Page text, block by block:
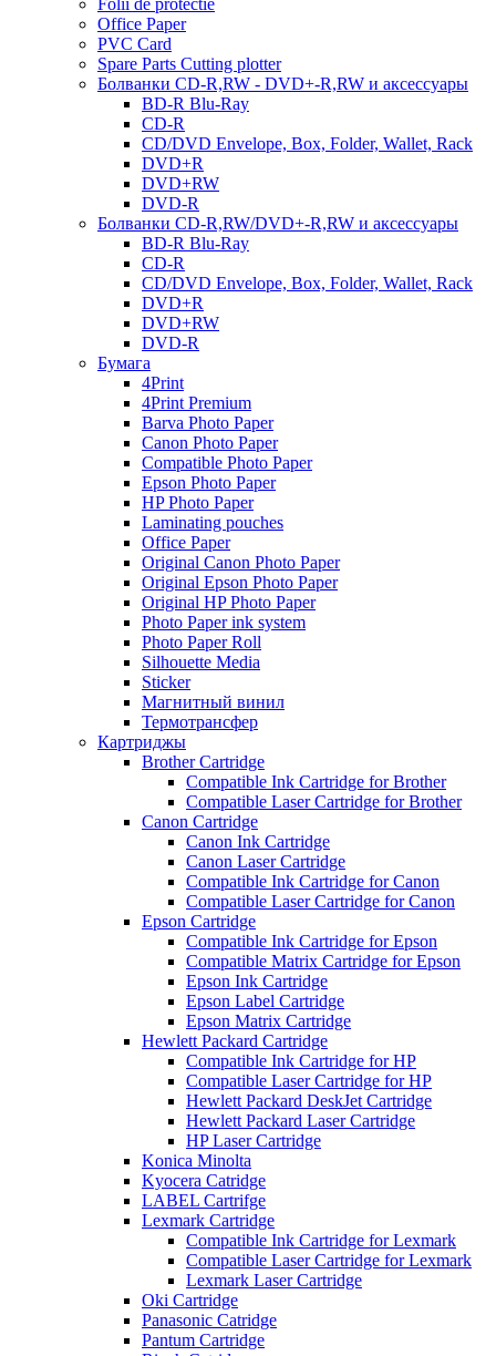
Folii de protectie
Office Paper
PVC Card
Spare Parts Cutting plotter
Болванки CD-R,RW - DVD+-R,RW и аксессуары
BD-R Blu-Ray
CD-R
CD/DVD Envelope, Box, Folder, Wallet, Rack
DVD+R
DVD+RW
DVD-R
Болванки CD-R,RW/DVD+-R,RW и аксессуары
BD-R Blu-Ray
CD-R
CD/DVD Envelope, Box, Folder, Wallet, Rack
DVD+R
DVD+RW
DVD-R
Бумага
4Print
4Print Premium
Barva Photo Paper
Canon Photo Paper
Compatible Photo Paper
Epson Photo Paper
HP Photo Paper
Laminating pouches
Office Paper
Original Canon Photo Paper
Original Epson Photo Paper
Original HP Photo Paper
Photo Paper ink system
Photo Paper Roll
Silhouette Media
Sticker
Магнитный винил
Термотрансфер
Картриджы
Brother Cartridge
Compatible Ink Cartridge for Brother
Compatible Laser Cartridge for Brother
Canon Cartridge
Canon Ink Cartridge
Canon Laser Cartridge
Compatible Ink Cartridge for Canon
Compatible Laser Cartridge for Canon
Epson Cartridge
Compatible Ink Cartridge for Epson
Compatible Matrix Cartridge for Epson
Epson Ink Cartridge
Epson Label Cartridge
Epson Matrix Cartridge
Hewlett Packard Cartridge
Compatible Ink Cartridge for HP
Compatible Laser Cartridge for HP
Hewlett Packard DeskJet Cartridge
Hewlett Packard Laser Cartridge
HP Laser Cartridge
Konica Minolta
Kyocera Catridge
LABEL Cartrifge
Lexmark Cartridge
Compatible Ink Cartridge for Lexmark
Compatible Laser Cartridge for Lexmark
Lexmark Laser Cartridge
Oki Cartridge
Panasonic Catridge
Pantum Cartridge